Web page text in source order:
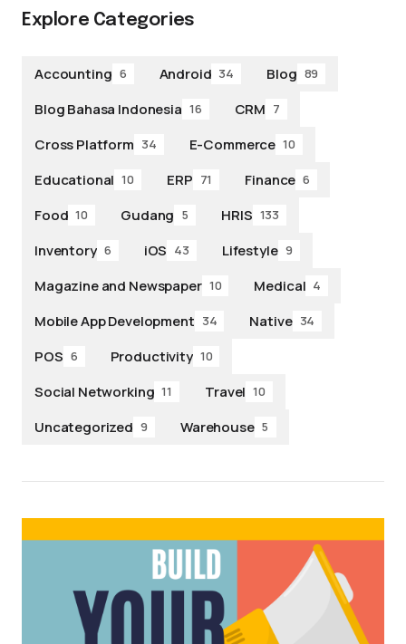
Explore Categories
Accounting 6 Android 34 Blog 89
Blog Bahasa Indonesia 16 CRM 7
Cross Platform 34 E-Commerce 10
Educational 10 ERP 71 Finance 6
Food 10 Gudang 5 HRIS 133
Inventory 6 iOS 43 Lifestyle 9
Magazine and Newspaper 10 Medical 4
Mobile App Development 34 Native 34
POS 6 Productivity 10
Social Networking 11 Travel 10
Uncategorized 9 Warehouse 5